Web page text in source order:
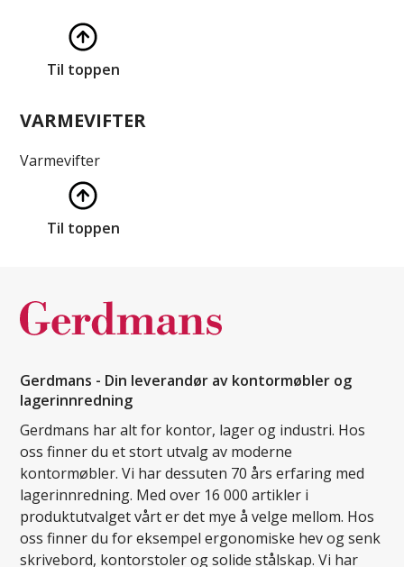
Til toppen
VARMEVIFTER
Varmevifter
Til toppen
Gerdmans - Din leverandør av kontormøbler og
lagerinnredning
Gerdmans har alt for kontor, lager og industri. Hos
oss finner du et stort utvalg av moderne
kontormøbler. Vi har dessuten 70 års erfaring med
lagerinnredning. Med over 16 000 artikler i
produktutvalget vårt er det mye å velge mellom. Hos
oss finner du for eksempel ergonomiske hev og senk
skrivebord, kontorstoler og solide stålskap. Vi har